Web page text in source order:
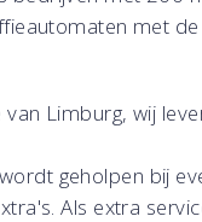
met
Limburg, wij
geholpen bij
Als extra